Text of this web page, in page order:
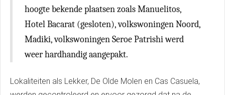
hoogte bekende plaatsen zoals Manuelitos,
Hotel Bacarat (gesloten), volkswoningen Noord,
Madiki, volkswoningen Seroe Patrishi werd
weer hardhandig aangepakt.
Lokaliteiten als Lekker, De Olde Molen en Cas Casuela,